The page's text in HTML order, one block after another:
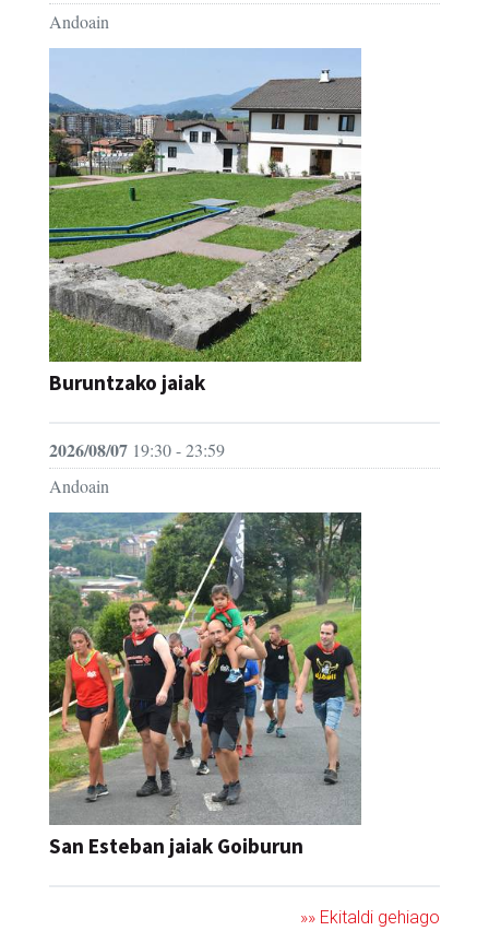
Andoain
Buruntzako jaiak
2026/08/07 19:30 - 23:59
Andoain
San Esteban jaiak Goiburun
»» Ekitaldi gehiago